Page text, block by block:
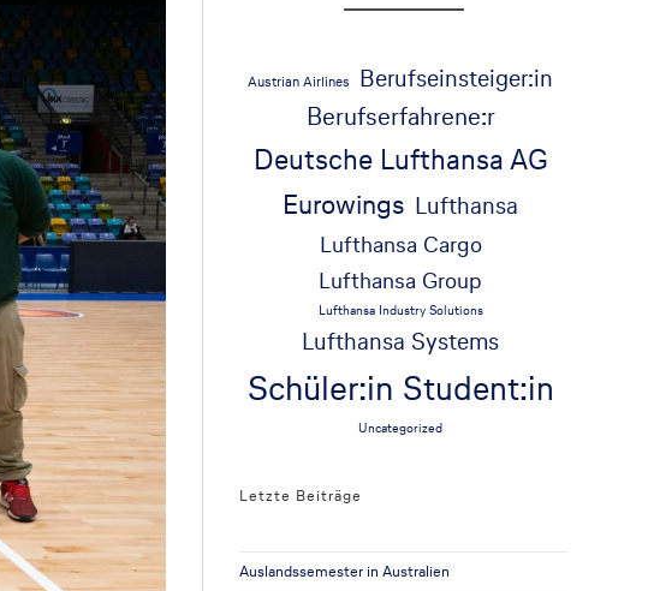
Austrian Airlines Berufseinsteiger:in
Berufserfahrene:r
Deutsche Lufthansa AG
Eurowings Lufthansa
Lufthansa Cargo
Lufthansa Group
Lufthansa Industry Solutions
Lufthansa Systems
Schüler:in Student:in
Uncategorized
Letzte Beiträge
Auslandssemester in Australien